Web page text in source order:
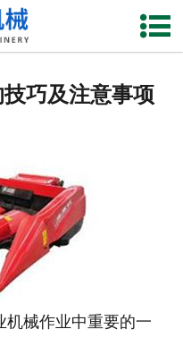
新闻中心
厂房设备
巧及注意事项
机械作业中重要的一